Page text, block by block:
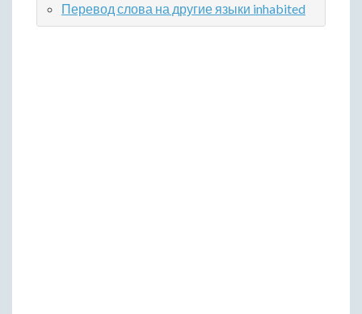
Перевод слова на другие языки inhabited